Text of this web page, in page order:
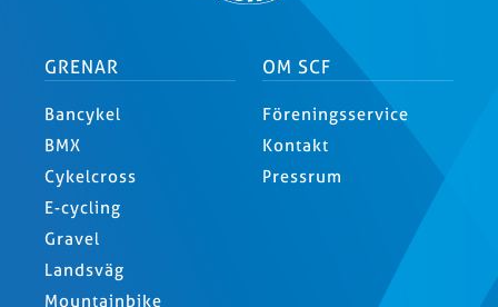
GRENAR
Bancykel
BMX
Cykelcross
E-cycling
Gravel
Landsväg
Mountainbike
OM SCF
Föreningsservice
Kontakt
Pressrum